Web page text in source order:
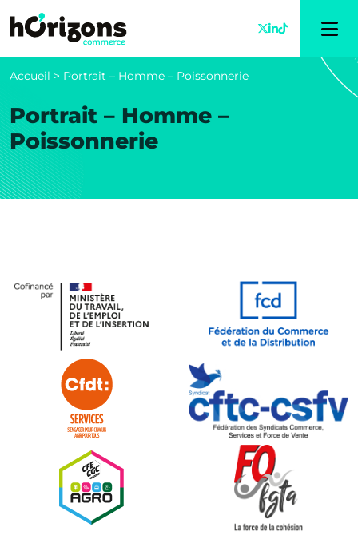
Accueil > Portrait – Homme – Poissonnerie
Portrait – Homme –
Poissonnerie